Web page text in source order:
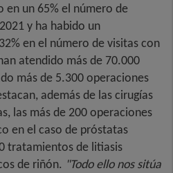
un 65% el número de
y ha habido un
en el número de visitas con
atendido más de 70.000
más de 5.300 operaciones
además de las cirugías
las más de 200 operaciones
en el caso de próstatas
tratamientos de litiasis
de riñón. "Todo ello nos sitúa